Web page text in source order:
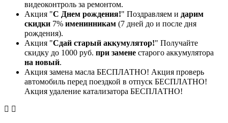
видеоконтроль за ремонтом.
Акция "С Днем рождения!" Поздравляем и дарим
скидки 7% именинникам (7 дней до и после дня
рождения).
Акция "Сдай старый аккумулятор!" Получайте
скидку до 1000 руб. при замене старого аккумулятора
на новый.
Акция замена масла БЕСПЛАТНО! Акция проверь
автомобиль перед поездкой в отпуск БЕСПЛАТНО!
Акция удаление катализатора БЕСПЛАТНО!